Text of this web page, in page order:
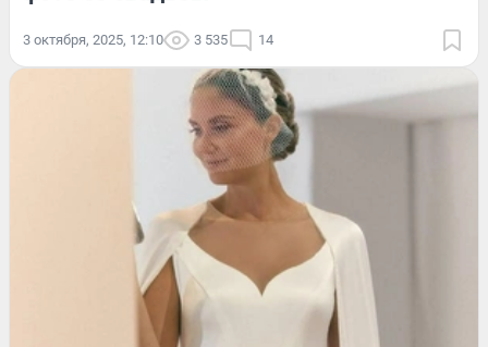
3 октября, 2025, 12:10 3 535 14